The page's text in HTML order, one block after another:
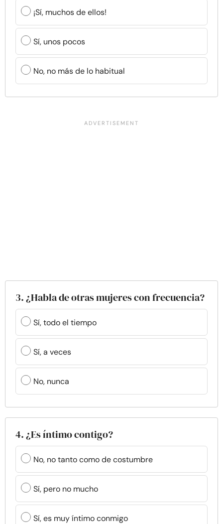
¡Sí, muchos de ellos!
Sí, unos pocos
No, no más de lo habitual
3. ¿Habla de otras mujeres con frecuencia?
Sí, todo el tiempo
Sí, a veces
No, nunca
4. ¿Es íntimo contigo?
No, no tanto como de costumbre
Sí, pero no mucho
Sí, es muy íntimo conmigo